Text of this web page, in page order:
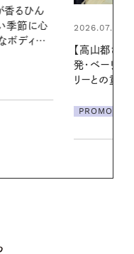
マーク
な大人の
える夜の爽